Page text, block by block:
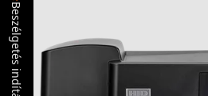
Beszélgetés indítása